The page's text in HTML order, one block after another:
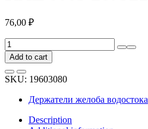
76,00 ₽
Кронштейн
желоба
Grand
Line
slider
ПВХ
зеленый
Add to cart
SKU: 19603080
Держатели желоба водостока
Description